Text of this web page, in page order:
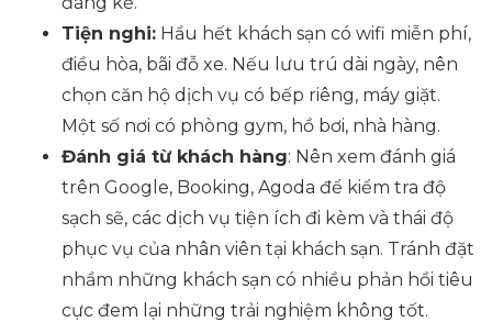
Tiện nghi: Hầu hết khách sạn có wifi miễn phí,
điều hòa, bãi đỗ xe. Nếu lưu trú dài ngày, nên
chọn căn hộ dịch vụ có bếp riêng, máy giặt.
Một số nơi có phòng gym, hồ bơi, nhà hàng.
Đánh giá từ khách hàng: Nên xem đánh giá
trên Google, Booking, Agoda để kiểm tra độ
sạch sẽ, các dịch vụ tiện ích đi kèm và thái độ
phục vụ của nhân viên tại khách sạn. Tránh đặt
nhầm những khách sạn có nhiều phản hồi tiêu
cực đem lại những trải nghiệm không tốt.